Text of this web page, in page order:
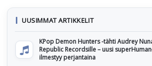
UUSIMMAT ARTIKKELIT
KPop Demon Hunters -tähti Audrey
Republic Recordsille – uusi
ilmestyy perjantaina